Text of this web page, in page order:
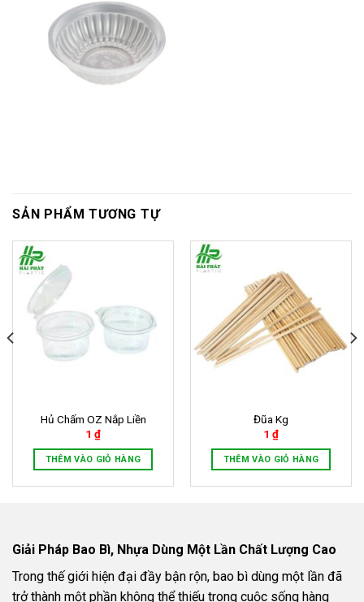
SẢN PHẨM TƯƠNG TỰ
Hủ Chấm OZ Nắp Liền
1 ₫
THÊM VÀO GIỎ HÀNG
Đũa Kg
1 ₫
THÊM VÀO GIỎ HÀNG
Giải Pháp Bao Bì, Nhựa Dùng Một Lần Chất Lượng Cao
Trong thế giới hiện đại đầy bận rộn, bao bì dùng một lần đã
trở thành một phần không thể thiếu trong cuộc sống hàng